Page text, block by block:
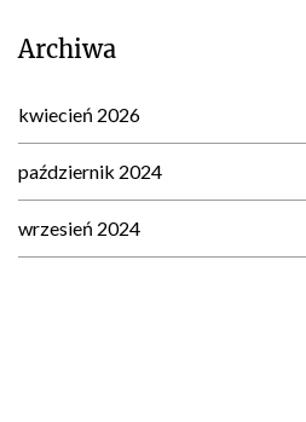
Archiwa
kwiecień 2026
październik 2024
wrzesień 2024